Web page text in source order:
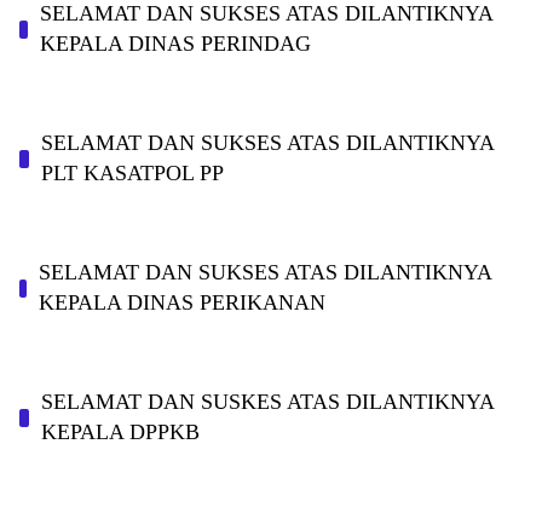
SELAMAT DAN SUKSES ATAS DILANTIKNYA
KEPALA DINAS PERINDAG
SELAMAT DAN SUKSES ATAS DILANTIKNYA
PLT KASATPOL PP
SELAMAT DAN SUKSES ATAS DILANTIKNYA
KEPALA DINAS PERIKANAN
SELAMAT DAN SUSKES ATAS DILANTIKNYA
KEPALA DPPKB